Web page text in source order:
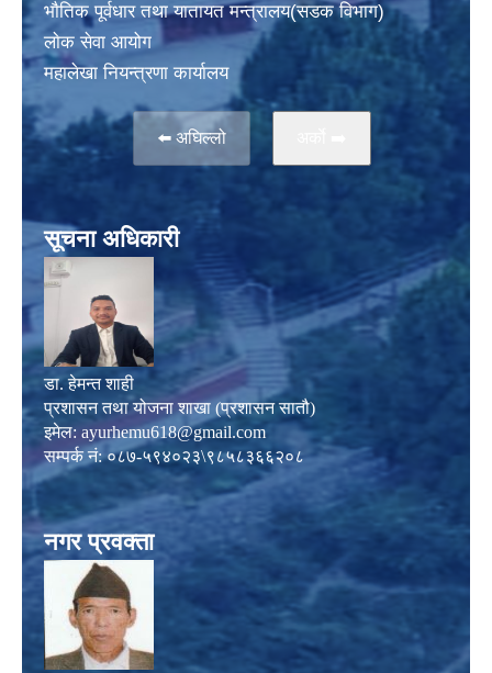
भाैतिक पूर्वधार तथा यातायत मन्त्रालय(सडक विभाग)
लाेक सेवा आयोग
महालेखा नियन्त्रणा कार्यालय
⬅️ अघिल्लो
सूचना अधिकारी
डा. हेमन्त शाही
प्रशासन तथा योजना शाखा (प्रशासन सातौ)
इमेल: ayurhemu618@gmail.com
सम्पर्क नं: ०८७-५९४०२३\९८५८३६६२०८
नगर प्रवक्ता